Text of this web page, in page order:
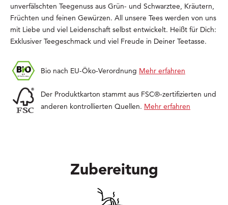
unverfälschten Teegenuss aus Grün- und Schwarztee, Kräutern,
Früchten und feinen Gewürzen. All unsere Tees werden von uns
mit Liebe und viel Leidenschaft selbst entwickelt. Heißt für Dich:
Exklusiver Teegeschmack und viel Freude in Deiner Teetasse.
Bio nach EU-Öko-Verordnung Mehr erfahren
Der Produktkarton stammt aus FSC®-zertifizierten und
anderen kontrollierten Quellen. Mehr erfahren
Zubereitung